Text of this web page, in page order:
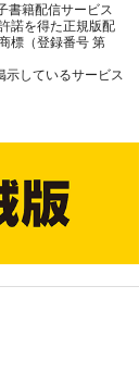
書籍配信サービス
諾を得た正規版配
標（登録番号 第
示しているサービス